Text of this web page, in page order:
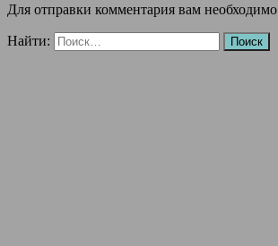
Для отправки комментария вам необходимо
Найти: